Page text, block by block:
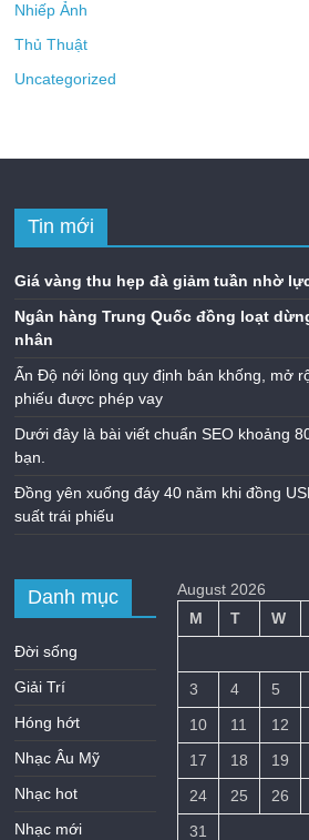
Nhiếp Ảnh
Thủ Thuật
Uncategorized
Tin mới
Giá vàng thu hẹp đà giảm tuần nhờ
Ngân hàng Trung Quốc đồng loạt
nhân
Ấn Độ nới lỏng quy định bán khống, mở
phiếu được phép vay
Dưới đây là bài viết chuẩn SEO khoảng
bạn.
Đồng yên xuống đáy 40 năm khi đồng
suất trái phiếu
Danh mục
Đời sống
Giải Trí
Hóng hớt
Nhạc Âu Mỹ
Nhạc hot
Nhạc mới
August 2026
M
T W
3
4 5
10
11 12
17
18 19
24
25 26
31